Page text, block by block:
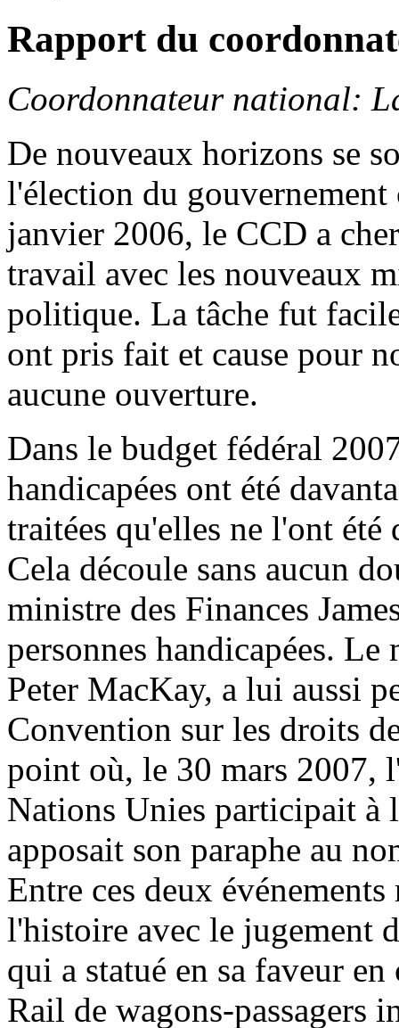
Rapport du
Coordonnateur national:
De nouveaux horizons se
l'élection du
janvier 2006, le CCD a
travail avec les nouveaux
politique. La tâche fut
ont pris fait et cause pour
aucune ouverture.
Dans le budget fédéral
handicapées ont été
traitées qu'elles ne l'ont été
Cela découle sans aucun
ministre des Finances
personnes handicapées.
Peter MacKay, a lui aussi
Convention sur les droits
point où, le 30 mars 2007,
Nations Unies participait à
apposait son paraphe au
Entre ces deux
l'histoire avec le jugement
qui a statué en sa faveur
Rail de wagons-passagers